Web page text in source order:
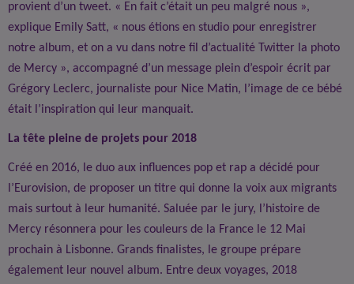
provient d’un tweet. « En fait c’était un peu malgré nous »,
explique Emily Satt, « nous étions en studio pour enregistrer
notre album, et on a vu dans notre fil d’actualité Twitter la photo
de Mercy », accompagné d’un message plein d’espoir écrit par
Grégory Leclerc, journaliste pour Nice Matin, l’image de ce bébé
était l’inspiration qui leur manquait.
La tête pleine de projets pour 2018
Créé en 2016, le duo aux influences pop et rap a décidé pour
l’Eurovision, de proposer un titre qui donne la voix aux migrants
mais surtout à leur humanité. Saluée par le jury, l’histoire de
Mercy résonnera pour les couleurs de la France le 12 Mai
prochain à Lisbonne. Grands finalistes, le groupe prépare
également leur nouvel album. Entre deux voyages, 2018